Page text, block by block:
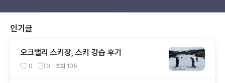
인기글
오크밸리 스키장, 스키 강습 후기
0 0 조회 105